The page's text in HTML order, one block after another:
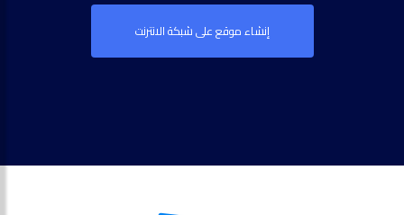
إنشاء موقع على شبكة الانترنت